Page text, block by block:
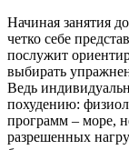
Начиная занятия
четко себе
послужит
выбирать
Ведь
похудению:
программ – море,
разрешенных